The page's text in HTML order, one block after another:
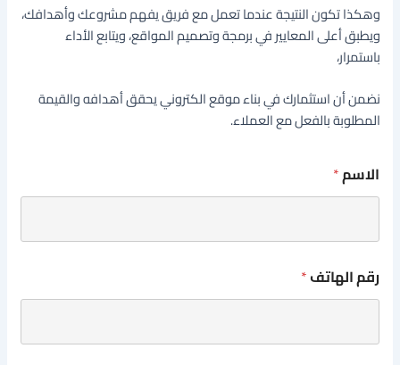
وهكذا تكون النتيجة عندما تعمل مع فريق يفهم مشروعك وأهدافك،
ويطبق أعلى المعايير في برمجة وتصميم المواقع، ويتابع الأداء
باستمرار،
نضمن أن استثمارك في بناء موقع الكتروني يحقق أهدافه والقيمة
المطلوبة بالفعل مع العملاء.
الاسم*
رقم الهاتف*